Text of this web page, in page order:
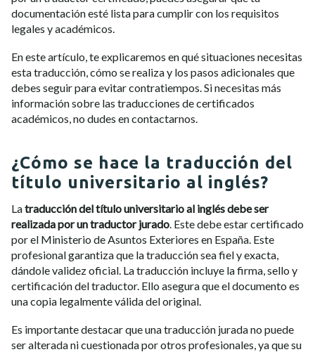
documentación esté lista para cumplir con los requisitos
legales y académicos.
En este artículo, te explicaremos en qué situaciones necesitas
esta traducción, cómo se realiza y los pasos adicionales que
debes seguir para evitar contratiempos. Si necesitas más
información sobre las traducciones de certificados
académicos, no dudes en contactarnos.
¿Cómo se hace la traducción del
título universitario al inglés?
Latraducción del título universitario al inglés debe ser
realizada por un traductor jurado. Este debe estar certificado
por el Ministerio de Asuntos Exteriores en España. Este
profesional garantiza que la traducción sea fiel y exacta,
dándole validez oficial. La traducción incluye la firma, sello y
certificación del traductor. Ello asegura que el documento es
una copia legalmente válida del original.
Es importante destacar que una traducción jurada no puede
ser alterada ni cuestionada por otros profesionales, ya que su